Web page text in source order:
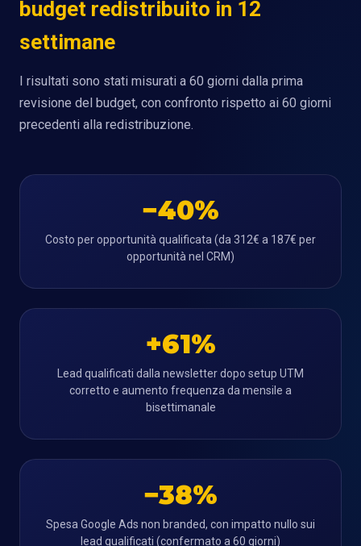
budget redistribuito in 12
settimane
I risultati sono stati misurati a 60 giorni dalla prima
revisione del budget, con confronto rispetto ai 60 giorni
precedenti alla redistribuzione.
−40%
Costo per opportunità qualificata (da 312€ a 187€ per
opportunità nel CRM)
+61%
Lead qualificati dalla newsletter dopo setup UTM
corretto e aumento frequenza da mensile a
bisettimanale
−38%
Spesa Google Ads non branded, con impatto nullo sui
lead qualificati (confermato a 60 giorni)